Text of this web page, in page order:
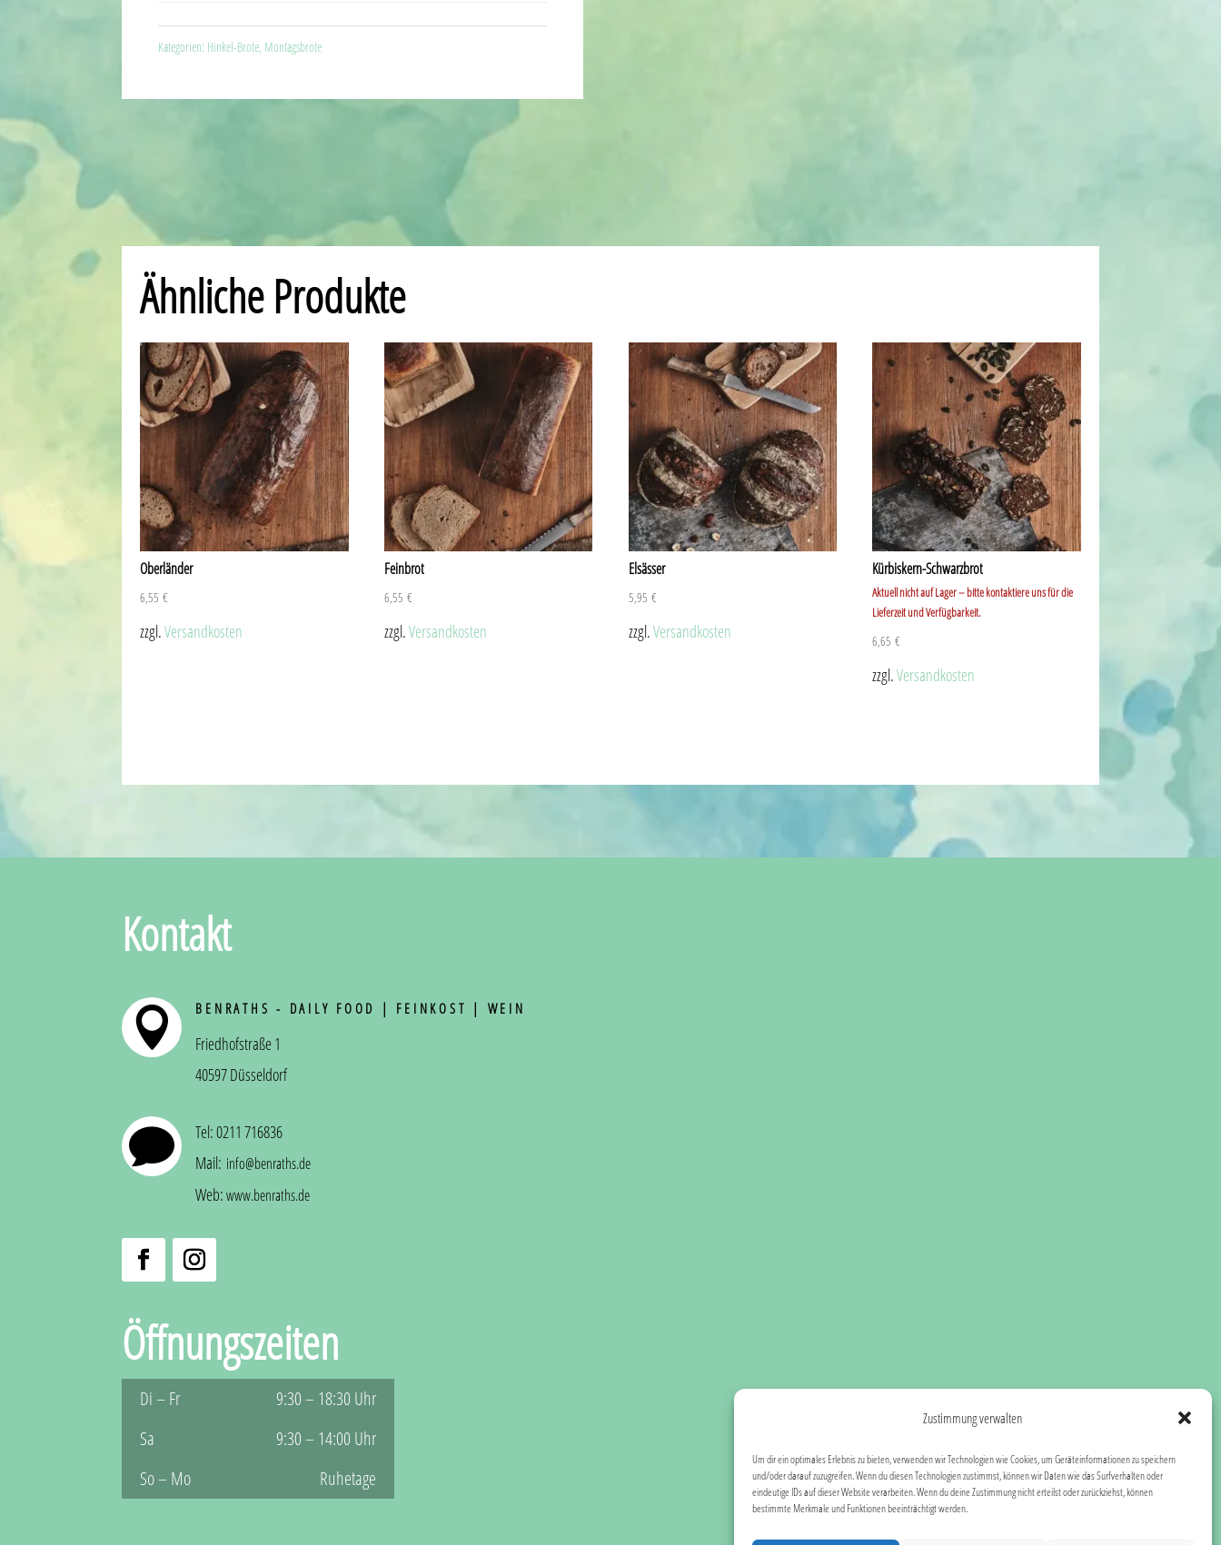
Zustimmung verwalten
Um dir ein optimales Erlebnis zu bieten, verwenden wir Technologien wie Cookies, um Geräteinformationen zu speichern
und/oder darauf zuzugreifen. Wenn du diesen Technologien zustimmst, können wir Daten wie das Surfverhalten oder
eindeutige IDs auf dieser Website verarbeiten. Wenn du deine Zustimmung nicht erteilst oder zurückziehst, können
bestimmte Merkmale und Funktionen beeinträchtigt werden.
Kategorien: Hinkel-Brote, Montagsbrote
Ähnliche Produkte
Oberländer
6,55€
zzgl.Versandkosten
Feinbrot
6,55€
zzgl.Versandkosten
Elsässer
5,95 €
zzgl.Versandkosten
Kürbiskern-Schwarzbrot
Aktuell nicht auf Lager – bitte kontaktiere uns für die
Lieferzeit und Verfügbarkeit.
6,65€
zzgl.Versandkosten
Kontakt
 BENRATHS - DAILY FOOD | FEINKOST | WEIN
Friedhofstraße 1
40597 Düsseldorf

Tel: 0211 716836
Mail: info@benraths.de
Web:www.benraths.de
Öffnungszeiten
Di – Fr
9:30 – 18:30 Uhr
Sa
9:30 – 14:00 Uhr
So – Mo
Ruhetage